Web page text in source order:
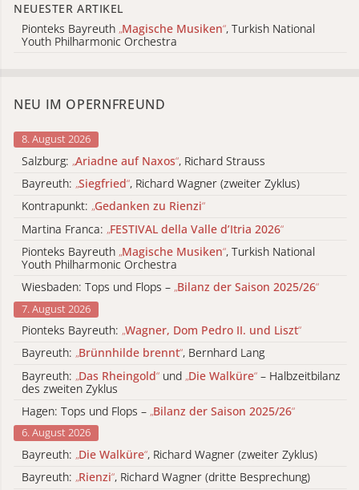
NEUESTER ARTIKEL
Pionteks Bayreuth „Magische Musiken“, Turkish National
Youth Philharmonic Orchestra
NEU IM OPERNFREUND
8. August 2026
Salzburg: „Ariadne auf Naxos“, Richard Strauss
Bayreuth: „Siegfried“, Richard Wagner (zweiter Zyklus)
Kontrapunkt: „Gedanken zu Rienzi“
Martina Franca: „FESTIVAL della Valle d’Itria 2026“
Pionteks Bayreuth „Magische Musiken“, Turkish National
Youth Philharmonic Orchestra
Wiesbaden: Tops und Flops – „Bilanz der Saison 2025/26“
7. August 2026
Pionteks Bayreuth: „Wagner, Dom Pedro II. und Liszt“
Bayreuth: „Brünnhilde brennt“, Bernhard Lang
Bayreuth: „Das Rheingold“ und „Die Walküre“ – Halbzeitbilanz
des zweiten Zyklus
Hagen: Tops und Flops – „Bilanz der Saison 2025/26“
6. August 2026
Bayreuth: „Die Walküre“, Richard Wagner (zweiter Zyklus)
Bayreuth: „Rienzi“, Richard Wagner (dritte Besprechung)